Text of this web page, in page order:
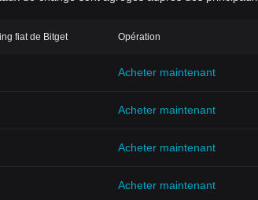
fiat de Bitget Opération
Acheter maintenant
Acheter maintenant
Acheter maintenant
Acheter maintenant